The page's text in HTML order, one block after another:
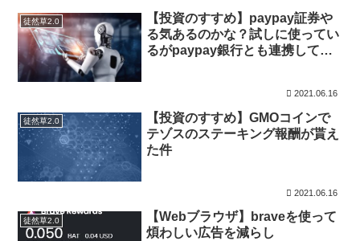
徒然草2.0
【投資のすすめ】paypay証券や
る気あるのかな？試しに使ってい
るがpaypay銀行とも連携してい
2021.06.16
徒然草2.0
【投資のすすめ】GMOコインで
テゾスのステーキング報酬が貰え
た件
2021.06.16
徒然草2.0
【Webブラウザ】braveを使って
煩わしい広告を減らし